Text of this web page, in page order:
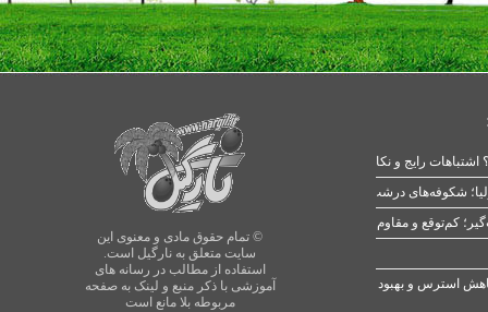
© تمام حقوق مادی و معنوی این
سایت متعلق به نارگیل است.
استفاده از مطالب در رسانه های
آموزشی با ذکر منبع و لینک به صفحه
مربوطه بلا مانع است
رایج و نکات طلایی
شکوفه‌های درشت در بهار